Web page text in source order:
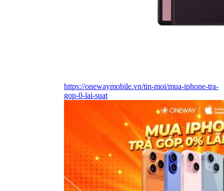
https://onewaymobile.vn/tin-moi/mua-iphone-tra-
gop-0-lai-suat